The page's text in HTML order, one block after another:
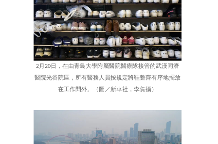
2月20日，在由青島大學附屬醫院醫療隊接管的武漢同濟
醫院光谷院區，所有醫務人員按規定將鞋整齊有序地擺放
在工作間外。（圖／新華社，李賀攝）